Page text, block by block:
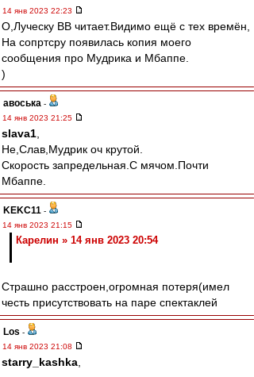
14 янв 2023 22:23
О,Луческу ВВ читает.Видимо ещё с тех времён,
На сопртсру появилась копия моего
сообщения про Мудрика и Мбаппе.
)
авоська -
14 янв 2023 21:25
slava1
Не,Слав,Мудрик оч крутой.
Скорость запредельная.С мячом.Почти
Мбаппе.
KEKC11 -
14 янв 2023 21:15
Карелин » 14 янв 2023 20:54
Страшно расстроен,огромная потеря(имел
честь присутствовать на паре спектаклей
Los -
14 янв 2023 21:08
starry_kashka